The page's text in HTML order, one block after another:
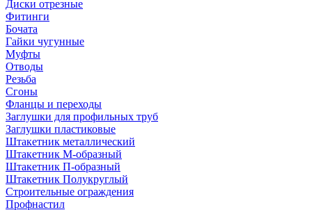
Диски отрезные
Фитинги
Бочата
Гайки чугунные
Муфты
Отводы
Резьба
Сгоны
Фланцы и переходы
Заглушки для профильных труб
Заглушки пластиковые
Штакетник металлический
Штакетник М-образный
Штакетник П-образный
Штакетник Полукруглый
Строительные ограждения
Профнастил